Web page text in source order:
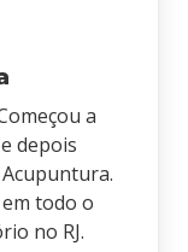
a
depois
todo o
no RJ.